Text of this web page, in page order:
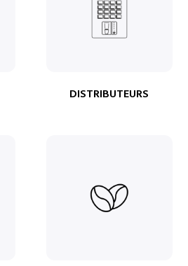
DISTRIBUTEURS